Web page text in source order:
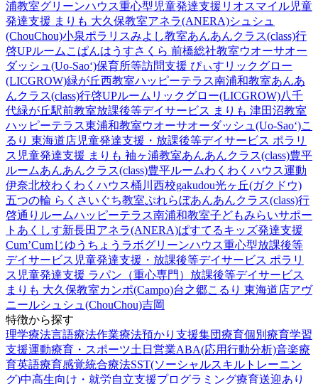
浦教室グリーンハウス重心型児童発達支援 リオスマイル児童
発達支援 まりも 大久保教室アネラ(ANERA)シュシュ
(ChouChou)小泉ポラリスみよし教室あんあんクラス(class)行
啓UPルーム こぱんはうすさくら 前橋総社教室ウオーサオー
ダッシュ(Uo-Sao‘)保育所等訪問支援 ぴぃす リックグロー
(LICGROW)緑が丘西教室ハッピーテラス南浦和教室あんあ
んクラス(class)行啓UPルーム リックグロー(LICGROW)八千
代緑が丘駅前教室放課後等デイサービス まりも 津田沼教室
ハッピーテラス東浦和教室ウオーサオーダッシュ(Uo-Sao‘)こ
るり 東海道店児童発達支援・放課後等デイサービス ポラリ
ス 児童発達支援 まりも 袖ヶ浦教室あんあんクラス(class)豊平
ルームあんあんクラス(class)豊平ルームわくわくハウス運動
伊奈北校わくわくハウス桶川西校gakudou光ヶ丘(ガクドウ)
五つの輪 らくさいぐち教室ぷれらぼあんあんクラス(class)行
啓通りルームハッピーテラス南浦和教室子どもみらいサポー
トあくしす新長田 アネラ(ANERA)ぱすてるキッズ発達支援
Cum’Cumじゆうちょうラボグリーンハウス重心型放課後等
デイサービス 児童発達支援・放課後等デイサービス ポラリ
ス 児童発達支援 ラパン（重心専門） 放課後等デイサービス
まりも 大久保教室カンポ(Campo)台之郷こるり 東海道店アヴ
ニールシュシュ(ChouChou)吉岡
特徴から探す
理学療法言語療法作業療法預かり支援集団療育個別療育学習
支援運動療育・スポーツ土日営業ABA(応用行動分析)音楽療
育英語療育感覚統合療法SST(ソーシャルスキルトレーニン
グ)中高生向け・就労自立支援プログラミング療育送迎あり